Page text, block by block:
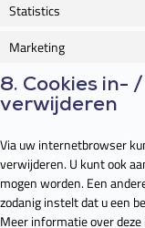
Statistics
Marketing
8. Cookies in-
verwijderen
Via uw internetbrowser
verwijderen. U kunt ook
mogen worden. Een
zodanig instelt dat u een
Meer informatie over